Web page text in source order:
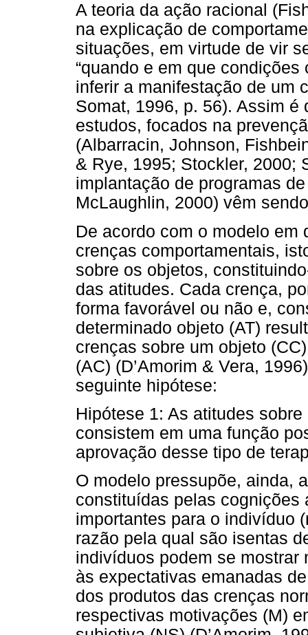
A teoria da ação racional
na explicação de
situações, em virtude de vir
“quando e em que
inferir a manifestação de um
Somat, 1996, p. 56). Assim
estudos, focados na
(Albarracin, Johnson,
& Rye, 1995; Stockler, 2000;
implantação de programas
McLaughlin, 2000) vêm
De acordo com o modelo
crenças comportamentais,
sobre os objetos,
das atitudes. Cada crença,
forma favorável ou não e,
determinado objeto (AT)
crenças sobre um objeto
(AC) (D’Amorim & Vera,
seguinte hipótese:
Hipótese 1: As atitudes
consistem em uma função
aprovação desse tipo de
O modelo pressupõe, ainda,
constituídas pelas cognições
importantes para o indivíduo
razão pela qual são isentas
indivíduos podem se mostrar
às expectativas emanadas
dos produtos das crenças
respectivas motivações (M)